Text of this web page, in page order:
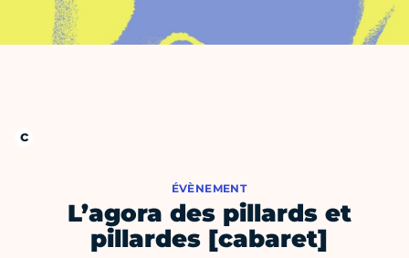
ÉVÈNEMENT
L’agora des pillards et
pillardes [cabaret]